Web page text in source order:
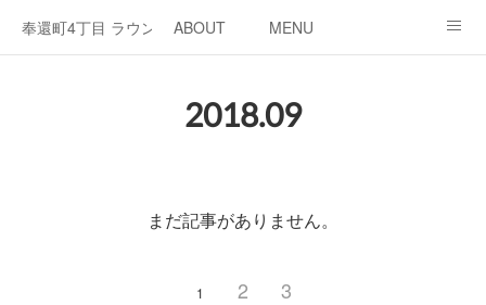
奉還町4丁目 ラウンジ・カド
ABOUT MENU
2018.09
まだ記事がありません。
1 2 3